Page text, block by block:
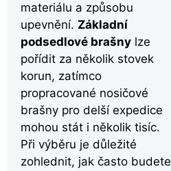
materiálu a způsobu
upevnění. Základní
podsedlové brašny lze
pořídit za několik stovek
korun, zatímco
propracované nosičové
brašny pro delší expedice
mohou stát i několik tisíc.
Při výběru je důležité
zohlednit, jak často budete